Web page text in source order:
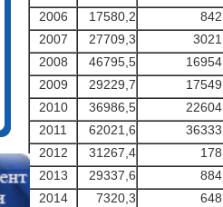
2006 17580,2
2007
27709,3
2008
46795,5
2009
29229,7
2010
36986,5
2011
62021,6
2012
31267,4
2013
29337,6
2014
7320,3